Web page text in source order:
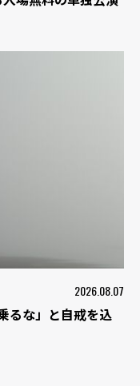
2026.08.07
るな」と自戒を込